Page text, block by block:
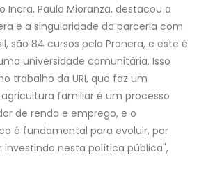
Incra, Paulo Mioranza, destacou a
e a singularidade da parceria com
são 84 cursos pelo Pronera, e este é
universidade comunitária. Isso
trabalho da URI, que faz um
familiar é um processo
de renda e emprego, e o
é fundamental para evoluir, por
investindo nesta política pública",